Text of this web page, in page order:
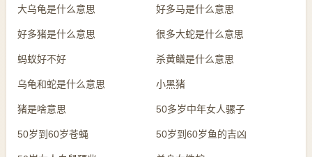
大乌龟是什么意思 好多马是什么意思
好多猪是什么意思 很多大蛇是什么意思
蚂蚁好不好 杀黄鳝是什么意思
乌龟和蛇是什么意思 小黑猪
猪是啥意思 50多岁中年女人骡子
50岁到60岁苍蝇 50岁到60岁鱼的吉凶